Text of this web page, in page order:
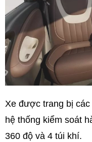
Xe được trang bị
hệ thống kiểm soát
360 độ và 4 túi khí.